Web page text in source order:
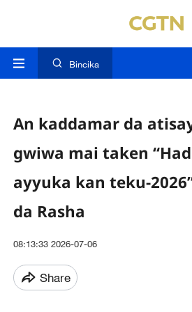
Bincika
An kaddamar da
gwiwa mai taken
ayyuka kan teku-
da Rasha
08:13:33 2026-07-06
Share